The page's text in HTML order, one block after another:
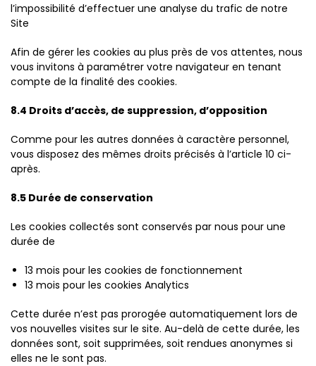
l’impossibilité d’effectuer une analyse du trafic de notre
Site
Afin de gérer les cookies au plus près de vos attentes, nous
vous invitons à paramétrer votre navigateur en tenant
compte de la finalité des cookies.
8.4 Droits d’accès, de suppression, d’opposition
Comme pour les autres données à caractère personnel,
vous disposez des mêmes droits précisés à l’article 10 ci-
après.
8.5 Durée de conservation
Les cookies collectés sont conservés par nous pour une
durée de
13 mois pour les cookies de fonctionnement
13 mois pour les cookies Analytics
Cette durée n’est pas prorogée automatiquement lors de
vos nouvelles visites sur le site. Au-delà de cette durée, les
données sont, soit supprimées, soit rendues anonymes si
elles ne le sont pas.